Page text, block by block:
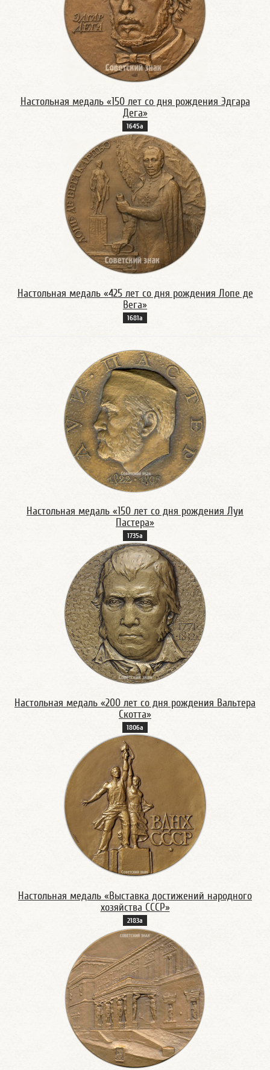
Настольная медаль «150 лет со дня рождения Эдгара
Дега»
1645а
Настольная медаль «425 лет со дня рождения Лопе де
Вега»
1681а
Настольная медаль «150 лет со дня рождения Луи
Пастера»
1735а
Настольная медаль «200 лет со дня рождения Вальтера
Скотта»
1806а
Настольная медаль «Выставка достижений народного
хозяйства СССР»
2183а